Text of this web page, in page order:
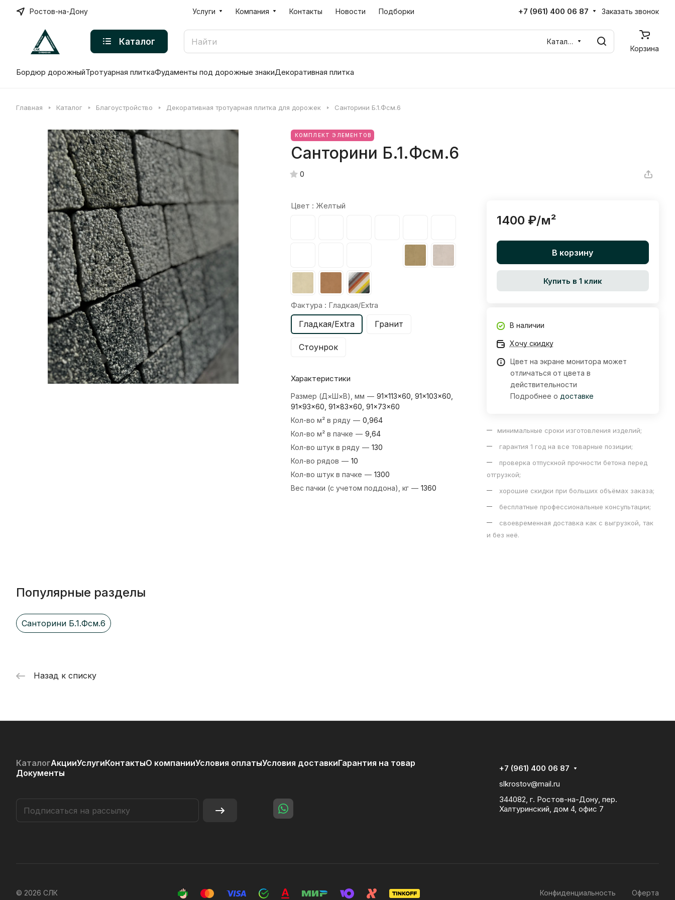
Ростов-на-Дону Услуги Компания Контакты Новости Подборки +7 (961) 400 06 87 Заказать звонок
Каталог
Каталог
Корзина
Бордюр дорожныйТротуарная плиткаФудаменты под дорожные знакиДекоративная плитка
Главная Каталог Благоустройство Декоративная тротуарная плитка для дорожек Санторини Б.1.Фсм.6
КОМПЛЕКТ ЭЛЕМЕНТОВ
Санторини Б.1.Фсм.6
0
Цвет : Желтый
Фактура : Гладкая/Extra
Гладкая/Extra Гранит
Стоунрок
Характеристики
Размер (Д×Ш×В), мм — 91×113×60, 91×103×60,
91×93×60, 91×83×60, 91×73×60
Кол-во м² в ряду — 0,964
Кол-во м² в пачке — 9,64
Кол-во штук в ряду — 130
Кол-во рядов — 10
Кол-во штук в пачке — 1300
Вес пачки (с учетом поддона), кг — 1360
1400 ₽/м²
В корзину
Купить в 1 клик
В наличии
Хочу скидку
Цвет на экране монитора может
отличаться от цвета в
действительности
Подробнее о доставке
минимальные сроки изготовления изделий;
гарантия 1 год на все товарные позиции;
проверка отпускной прочности бетона перед
отгрузкой;
хорошие скидки при больших объёмах заказа;
бесплатные профессиональные консультации;
своевременная доставка как с выгрузкой, так
и без неё.
Популярные разделы
Санторини Б.1.Фсм.6
Назад к списку
КаталогАкцииУслугиКонтактыО компанииУсловия оплатыУсловия доставкиГарантия на товар
Документы
+7 (961) 400 06 87
slkrostov@mail.ru
344082, г. Ростов-на-Дону, пер.
Халтуринский, дом 4, офис 7
© 2026 СЛК Конфиденциальность Оферта